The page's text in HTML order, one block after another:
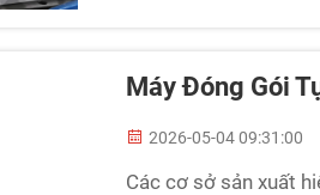
Máy Đóng Gói
2026-05-04 09:31:00
Các cơ sở sản xuất